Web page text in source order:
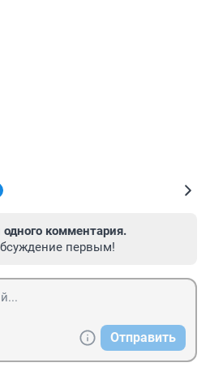
комментария.
первым!
Отправить